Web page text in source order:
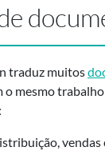
traduz muitos
o mesmo
:
vendas